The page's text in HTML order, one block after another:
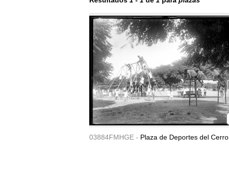
03884FMHGE - Plaza de Deportes del Cerro.